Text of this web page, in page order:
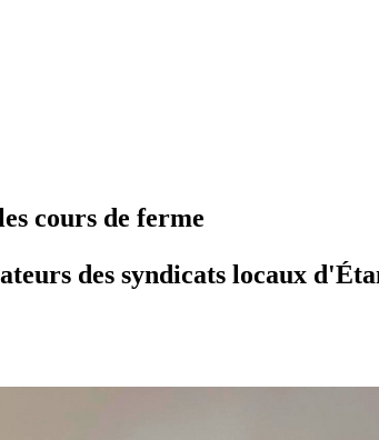
cours de ferme
des syndicats locaux